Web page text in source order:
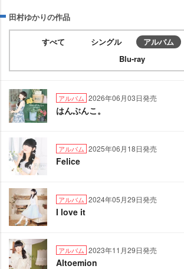
田村ゆかりの作品
すべて シングル アルバム
Blu-ray
アルバム 2026年06月03日発売
はんぶんこ。
アルバム 2025年06月18日発売
Felice
アルバム 2024年05月29日発売
I love it
アルバム 2023年11月29日発売
Altoemion